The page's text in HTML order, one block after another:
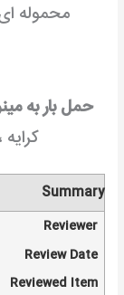
محموله
حمل بار به
Summary
Reviewer
Review Date
Reviewed Item